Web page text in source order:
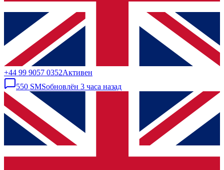
+44 99 9057 0352Активен
550 SMSобновлён 3 часа назад